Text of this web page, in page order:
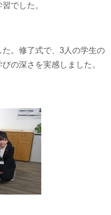
でした。
。修了式で、3人の学生の
の深さを実感しました。